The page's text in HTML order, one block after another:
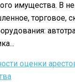
имущества. В
торговое,
оценки